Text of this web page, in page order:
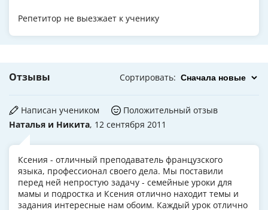
Репетитор не выезжает к ученику
Отзывы Сортировать:
Наталья и Никита, 12 сентября 2011
Написан учеником Положительный отзыв
Ксения - отличный преподаватель французского
языка, профессионал своего дела. Мы поставили
перед ней непростую задачу - семейные уроки для
мамы и подростка и Ксения отлично находит темы и
задания интересные нам обоим. Каждый урок отлично